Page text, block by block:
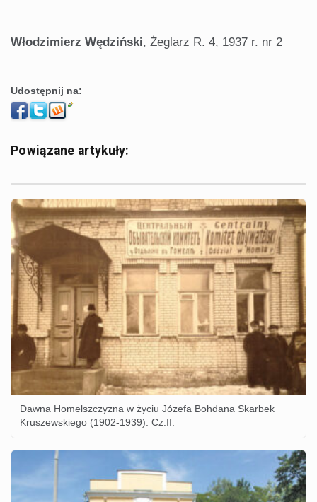
Włodzimierz Wędziński, Żeglarz R. 4, 1937 r. nr 2
Udostępnij na:
Powiązane artykuły:
Dawna Homelszczyzna w życiu Józefa Bohdana Skarbek
Kruszewskiego (1902-1939). Cz.II.